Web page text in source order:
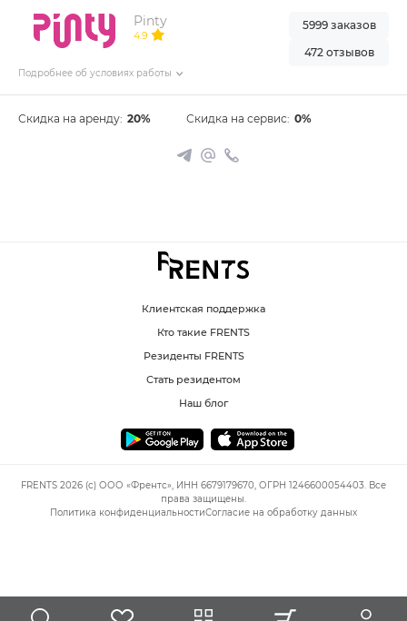
Pinty
4.9
Подробнее об условиях работы
5999 заказов
472 отзывов
Скидка на аренду: 20% Скидка на сервис: 0%
Клиентская поддержка
Кто такие FRENTS
Резиденты FRENTS
Стать резидентом
Наш блог
FRENTS 2026 (c) ООО «Френтс», ИНН 6679179670, ОГРН 1246600054403. Все
права защищены.
Политика конфиденциальностиСогласие на обработку данных